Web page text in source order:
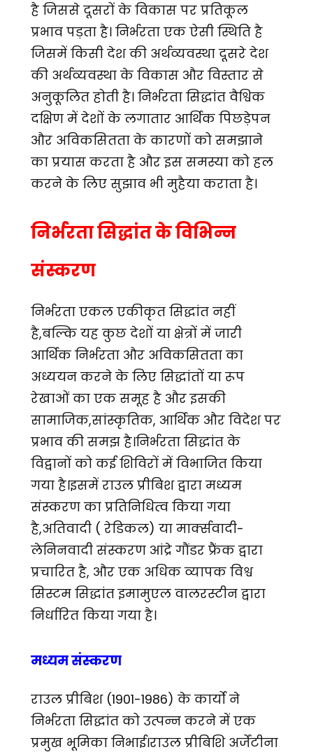
है जिससे दूसरों के विकास पर प्रतिकूल
प्रभाव पड़ता है। निर्भरता एक ऐसी स्थिति है
जिसमें किसी देश की अर्थव्यवस्था दूसरे देश
की अर्थव्यवस्था के विकास और विस्तार से
अनुकूलित होती है। निर्भरता सिद्धांत वैश्विक
दक्षिण में देशों के लगातार आर्थिक पिछड़ेपन
और अविकसितता के कारणों को समझाने
का प्रयास करता है और इस समस्या को हल
करने के लिए सुझाव भी मुहैया कराता है।
निर्भरता सिद्धांत के विभिन्न
संस्करण
निर्भरता एकल एकीकृत सिद्धांत नहीं
है,बल्कि यह कुछ देशों या क्षेत्रों में जारी
आर्थिक निर्भरता और अविकसितता का
अध्ययन करने के लिए सिद्धांतों या रूप
रेखाओं का एक समूह है और इसकी
सामाजिक,सांस्कृतिक, आर्थिक और विदेश पर
प्रभाव की समझ है।निर्भरता सिद्धांत के
विद्वानों को कई शिविरों में विभाजित किया
गया है।इसमें राउल प्रीबिश द्वारा मध्यम
संस्करण का प्रतिनिधित्व किया गया
है,अतिवादी ( रेडिकल) या मार्क्सवादी-
लेनिनवादी संस्करण आंद्रे गौंडर फ्रैंक द्वारा
प्रचारित है, और एक अधिक व्यापक विश्व
सिस्टम सिद्धांत इमामुएल वालरस्टीन द्वारा
निर्धारित किया गया है।
मध्यम संस्करण
राउल प्रीबिश (1901-1986) के कार्यो ने
निर्भरता सिद्धांत को उत्पन्न करने में एक
प्रमुख भूमिका निभाई।राउल प्रीबिशि अर्जेंटीना